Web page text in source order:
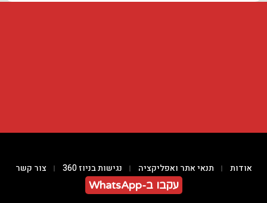
אודות תנאי אתר ואפליקציה נגישות בניוז 360 צור קשר
עקבו ב-WhatsApp